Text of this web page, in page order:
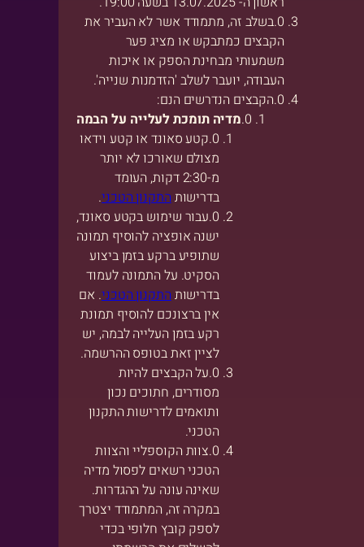
בשלב זה, מתמודד אשר לא העביר את
הקבצים כמתבקש או מציג פער
משמעותי מבחינת הספק או איכות
העבודה, יועבר לשלב 'הזדמנות שנייה'.
הקבצים הנדרשים הנם:
מדיה תומכת לעלייה על הבמה
קטע סאונד או קטע וידאו
מצולם שאורכו לא יותר
מ-2:30 דקות, העומד
בדרישותהתקנון הטכני.
עבור שימוש בקטע סאונד,
ישנה אופציה להוסיף תמונה
שתופיע ברקע בזמן ביצוע
הסקיט. על התמונה לעמוד
בדרישותהתקנון הטכני. אם
אין ברצונכם להוסיף תמונת
רקע בזמן העלייה לבמה, יש
לציין זאת בטופס ההרשמה.
על הקבצים להיות
מסודרים, חתוכים נכון
ותואמים לדרישות התקנון
הטכני.
צוות הקוספליי והצוות
הטכני רשאים לפסול מדיה
שאינה עונה על ההגדרות.
במקרה זה, המתמודד יצטרך
לספק קובץ חלופי בכדי